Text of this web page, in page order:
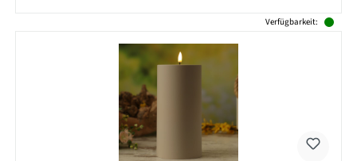
Verfügbarkeit: